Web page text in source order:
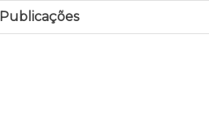
Publicações